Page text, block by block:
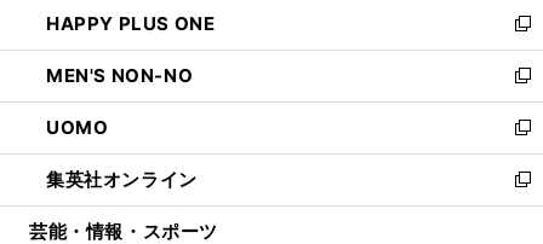
く
で
開
く
ド
ウ
で
開
く
ィ
ン
ド
ウ
で
開
く
い
ウ
ィ
ン
ド
ウ
で
開
HAPPY PLUS ONE
新
し
い
ウ
ィ
ン
ド
ウ
MEN'S NON-NO
新
し
い
ウ
ィ
ン
UOMO
新
し
い
ウ
集英社オンライン
新
し
芸能・情報・スポーツ